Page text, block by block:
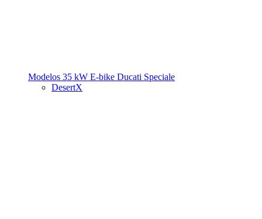
Modelos 35 kW E-bike Ducati Speciale
DesertX